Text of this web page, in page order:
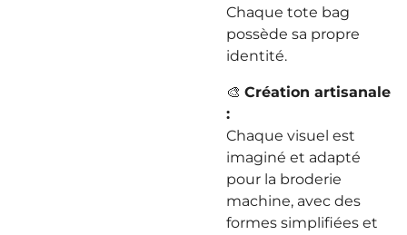
Chaque tote bag
possède sa propre
identité.
🎨 Création artisanale
:
Chaque visuel est
imaginé et adapté
pour la broderie
machine, avec des
formes simplifiées et